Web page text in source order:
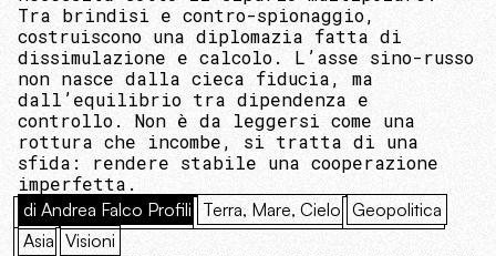
Tra brindisi e contro-spionaggio,
costruiscono una diplomazia fatta di
dissimulazione e calcolo. L’asse sino-russo
non nasce dalla cieca fiducia, ma
dall’equilibrio tra dipendenza e
controllo. Non è da leggersi come una
rottura che incombe, si tratta di una
sfida: rendere stabile una cooperazione
imperfetta.
di Andrea Falco Profili Terra, Mare, Cielo Geopolitica
Asia Visioni